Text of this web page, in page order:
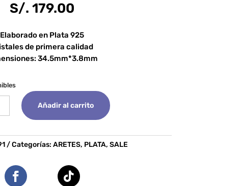
S/. 179.00
Elaborado en Plata 925
de primera calidad
34.5mm*3.8mm
Añadir al carrito
Categorías:ARETES, PLATA,SALE